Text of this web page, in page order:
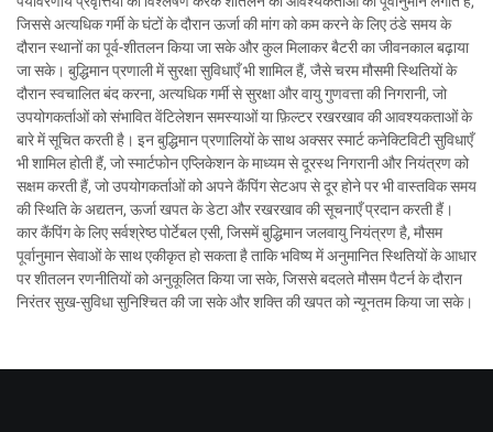
जिससे अत्यधिक गर्मी के घंटों के दौरान ऊर्जा की मांग को कम करने के लिए ठंडे समय के
दौरान स्थानों का पूर्व-शीतलन किया जा सके और कुल मिलाकर बैटरी का जीवनकाल बढ़ाया
जा सके। बुद्धिमान प्रणाली में सुरक्षा सुविधाएँ भी शामिल हैं, जैसे चरम मौसमी स्थितियों के
दौरान स्वचालित बंद करना, अत्यधिक गर्मी से सुरक्षा और वायु गुणवत्ता की निगरानी, जो
उपयोगकर्ताओं को संभावित वेंटिलेशन समस्याओं या फ़िल्टर रखरखाव की आवश्यकताओं के
बारे में सूचित करती है। इन बुद्धिमान प्रणालियों के साथ अक्सर स्मार्ट कनेक्टिविटी सुविधाएँ
भी शामिल होती हैं, जो स्मार्टफोन एप्लिकेशन के माध्यम से दूरस्थ निगरानी और नियंत्रण को
सक्षम करती हैं, जो उपयोगकर्ताओं को अपने कैंपिंग सेटअप से दूर होने पर भी वास्तविक समय
की स्थिति के अद्यतन, ऊर्जा खपत के डेटा और रखरखाव की सूचनाएँ प्रदान करती हैं।
कार कैंपिंग के लिए सर्वश्रेष्ठ पोर्टेबल एसी, जिसमें बुद्धिमान जलवायु नियंत्रण है, मौसम
पूर्वानुमान सेवाओं के साथ एकीकृत हो सकता है ताकि भविष्य में अनुमानित स्थितियों के आधार
पर शीतलन रणनीतियों को अनुकूलित किया जा सके, जिससे बदलते मौसम पैटर्न के दौरान
निरंतर सुख-सुविधा सुनिश्चित की जा सके और शक्ति की खपत को न्यूनतम किया जा सके।